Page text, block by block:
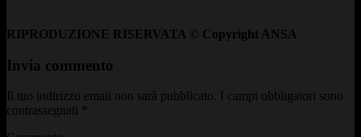
RIPRODUZIONE RISERVATA © Copyright ANSA
Invia commento
Il tuo indirizzo email non sarà pubblicato.
I campi obbligatori sono
contrassegnati